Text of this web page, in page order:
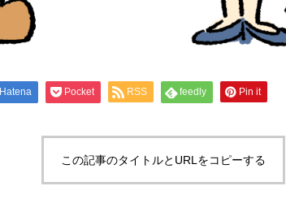
Hatena Pocket RSS feedly Pin it
この記事のタイトルとURLをコピーする